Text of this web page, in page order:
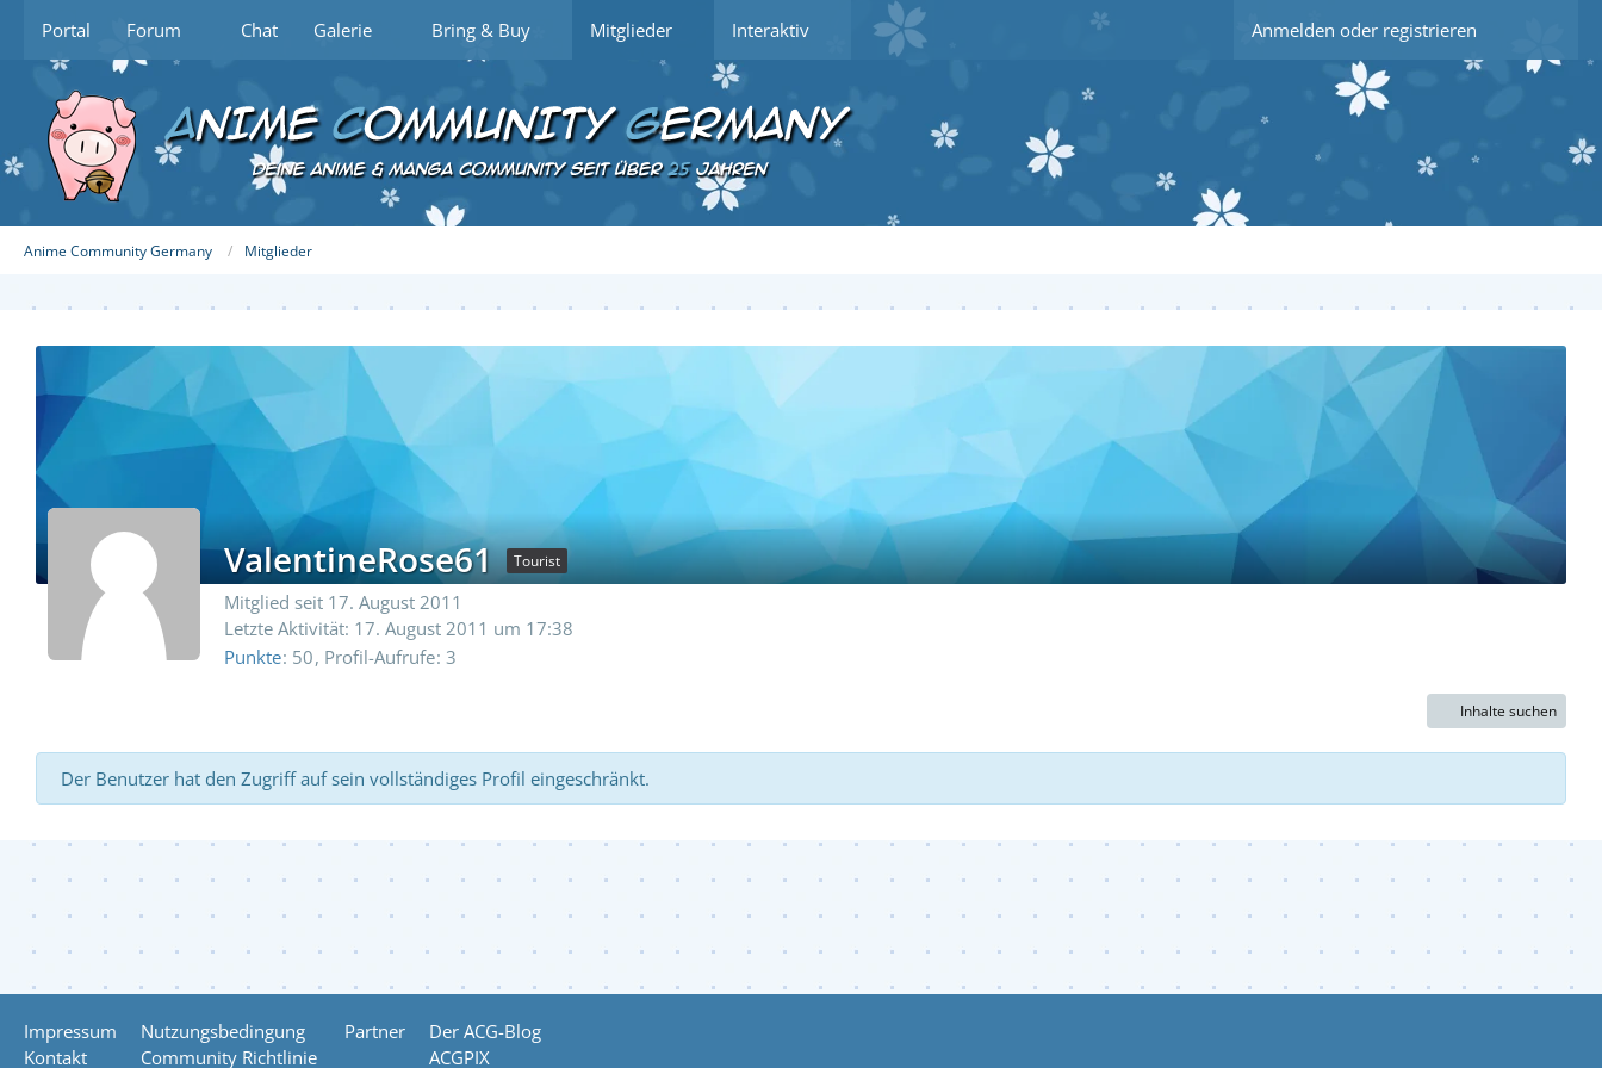
Portal Forum Chat Galerie Bring & Buy Mitglieder Interaktiv Anmelden oder registrieren
Anime Community Germany Mitglieder
ValentineRose61 Tourist
Mitglied seit 17. August 2011
Letzte Aktivität: 17. August 2011 um 17:38
Punkte 50 Profil-Aufrufe 3
Inhalte suchen
Der Benutzer hat den Zugriff auf sein vollständiges Profil eingeschränkt.
Impressum
Kontakt
Nutzungsbedingung
Community Richtlinie
Partner
Der ACG-Blog
ACGPIX